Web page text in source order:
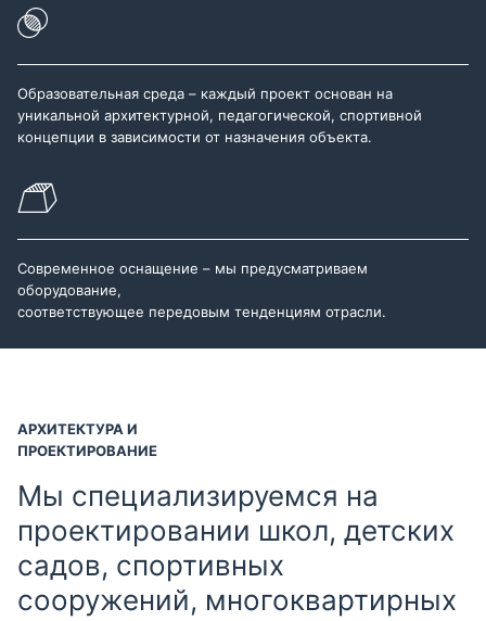
Образовательная среда – каждый проект основан на
уникальной архитектурной, педагогической, спортивной
концепции в зависимости от назначения объекта.
Современное оснащение – мы предусматриваем
оборудование,
соответствующее передовым тенденциям отрасли.
АРХИТЕКТУРА И
ПРОЕКТИРОВАНИЕ
Мы специализируемся на
проектировании школ, детских
садов, спортивных
сооружений, многоквартирных